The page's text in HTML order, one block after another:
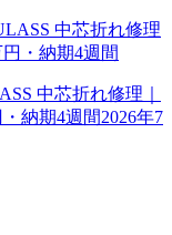
中芯折れ修理｜
納期4週間2026年7